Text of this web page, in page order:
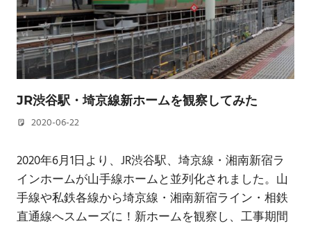
JR渋谷駅・埼京線新ホームを観察してみた
2020-06-22
2020年6月1日より、JR渋谷駅、埼京線・湘南新宿ラ
インホームが山手線ホームと並列化されました。山
手線や私鉄各線から埼京線・湘南新宿ライン・相鉄
直通線へスムーズに！新ホームを観察し、工事期間